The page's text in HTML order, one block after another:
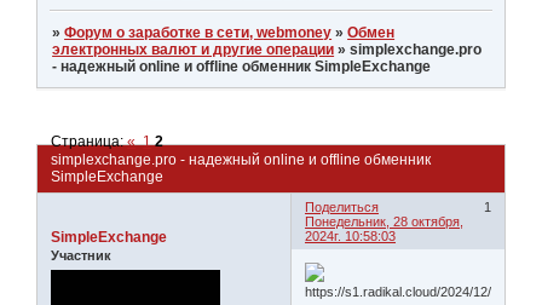
»Форум о заработке в сети, webmoney »Обмен
электронных валют и другие операции »simplexchange.pro
- надежный online и offline обменник SimpleExchange
simplexchange.pro - надежный online и offline обменник
SimpleExchange
Страница:« 1 2
Поделиться
1
Понедельник, 28 октября,
2024г. 10:58:03
SimpleExchange
Участник